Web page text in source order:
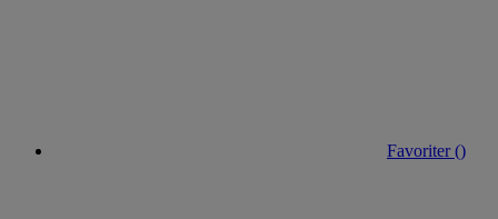
Favoriter ()